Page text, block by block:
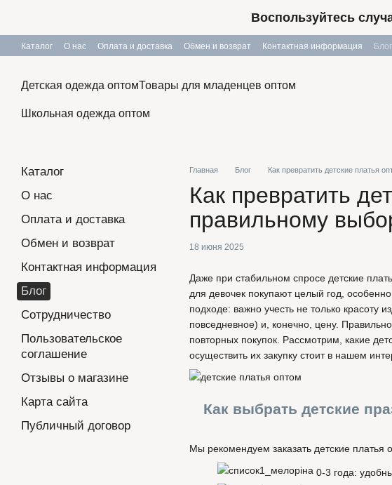
Воспользуйтесь
Каталог О нас Оплата и доставка Обмен и возврат Контактная информация Блог
Детская одежда оптомТовары для младенцев оптом
Школьная одежда оптом
Главная Блог Как превратить детские платья
Как превратить
правильному
18 июня 2025
Даже при стабильном спросе детские
для девочек покупают целый год,
подходе: важно учесть не только красоту
повседневное) и, конечно, цену.
повторных покупок. Рассмотрим, какие
осуществить их закупку стоит в нашем
Как выбрать детские
Мы рекомендуем заказать детские
0-3 года:
Каталог
О нас
Оплата и доставка
Обмен и возврат
Контактная информация
Блог
Сотрудничество
Пользовательское
соглашение
Отзывы о магазине
Карта сайта
Публичный договор